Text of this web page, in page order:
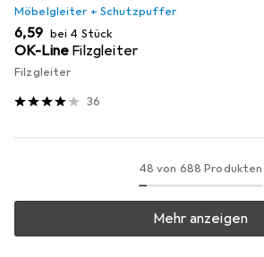
Möbelgleiter + Schutzpuffer
EUR
6,59 bei 4 Stück
OK-Line Filzgleiter
Filzgleiter
36
48 von 688 Produkten
Mehr anzeigen